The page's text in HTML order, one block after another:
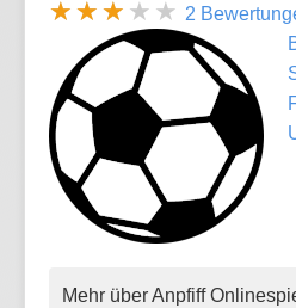
2
Mehr über Anpfiff